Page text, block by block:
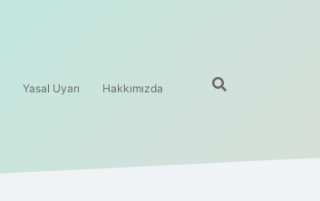
Yasal Uyarı Hakkımızda